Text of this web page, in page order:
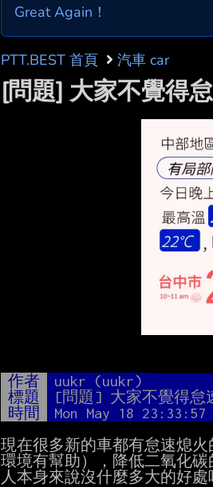
Great Again！
PTT.BEST 首頁 汽車 car
[問題] 大家不覺得
作者 uukr (uukr)
標題
[問題] 大家不覺得怠
時間
Mon May 18 23:33:57
現在很多新的車都有怠速熄
環境有幫助），降低二氧化
人本身來說沒什麼多大的好處